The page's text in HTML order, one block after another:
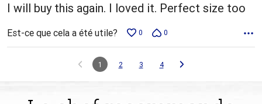
I will buy this again. I loved it. Perfect size too
Est-ce que cela a été utile? 0 0
1 2 3 4